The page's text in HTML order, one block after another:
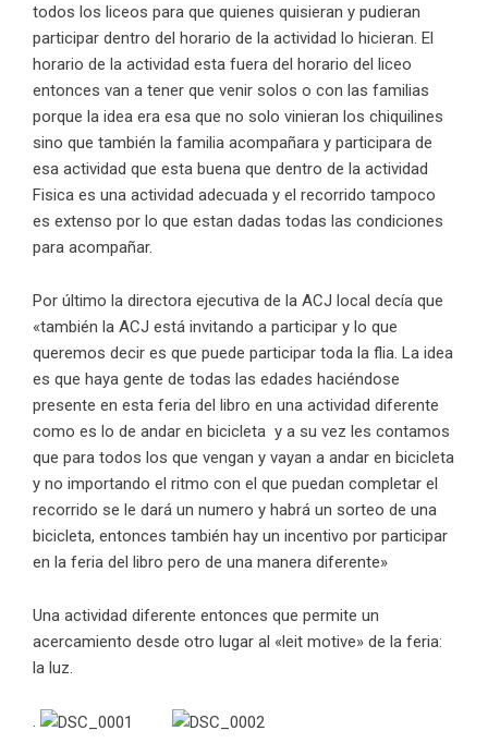
todos los liceos para que quienes quisieran y pudieran
participar dentro del horario de la actividad lo hicieran. El
horario de la actividad esta fuera del horario del liceo
entonces van a tener que venir solos o con las familias
porque la idea era esa que no solo vinieran los chiquilines
sino que también la familia acompañara y participara de
esa actividad que esta buena que dentro de la actividad
Fisica es una actividad adecuada y el recorrido tampoco
es extenso por lo que estan dadas todas las condiciones
para acompañar.
Por último la directora ejecutiva de la ACJ local decía que
«también la ACJ está invitando a participar y lo que
queremos decir es que puede participar toda la flia. La idea
es que haya gente de todas las edades haciéndose
presente en esta feria del libro en una actividad diferente
como es lo de andar en bicicleta y a su vez les contamos
que para todos los que vengan y vayan a andar en bicicleta
y no importando el ritmo con el que puedan completar el
recorrido se le dará un numero y habrá un sorteo de una
bicicleta, entonces también hay un incentivo por participar
en la feria del libro pero de una manera diferente»
Una actividad diferente entonces que permite un
acercamiento desde otro lugar al «leit motive» de la feria:
la luz.